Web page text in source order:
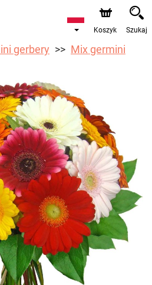
za pośrednictwem naszego
możliwy termin dostawy
z powodu urlopu.
Koszyk Szukaj
gerbery Mix germini